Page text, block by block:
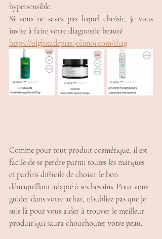
hypersensible.
Si vous ne savez pas lequel choisir, je vous
invite à faire votre diagnostic beauté
https://olghitadepias.jolimoi.com/diag
Comme pour tout produit cosmétique, il est
facile de se perdre parmi toutes les marques
et parfois difficile de choisir le bon
démaquillant adapté à ses besoins. Pour vous
guider dans votre achat, n’oubliez pas que je
suis là pour vous aider à trouver le meilleur
produit qui saura chouchouter votre peau.